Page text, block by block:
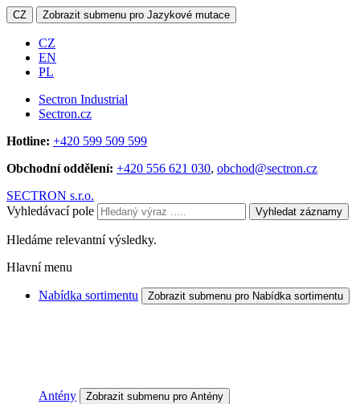
CZ Zobrazit submenu pro Jazykové mutace
CZ
EN
PL
Sectron Industrial
Sectron.cz
Hotline: +420 599 509 599
Obchodní oddělení: +420 556 621 030, obchod@sectron.cz
SECTRON s.r.o.
Vyhledávací pole
Vyhledat záznamy
Hledáme relevantní výsledky.
Hlavní menu
Nabídka sortimentu Zobrazit submenu pro Nabídka sortimentu
Antény Zobrazit submenu pro Antény